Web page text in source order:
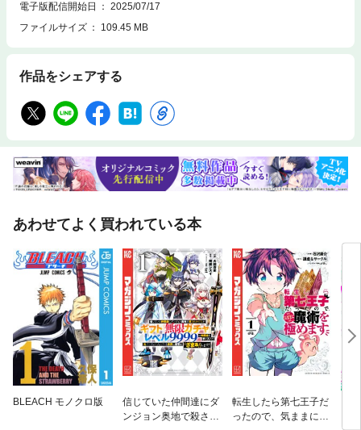
電子版配信開始日
2025/07/17
ファイルサイズ
109.45 MB
作品をシェアする
あわせてよく買われている本
BLEACH モノクロ版
信じていた仲間達にダ
ンジョン奥地で殺され
転生したら第七王子だ
ったので、気ままに魔